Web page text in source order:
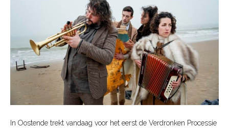
In Oostende trekt vandaag voor het eerst de Verdronken Processie